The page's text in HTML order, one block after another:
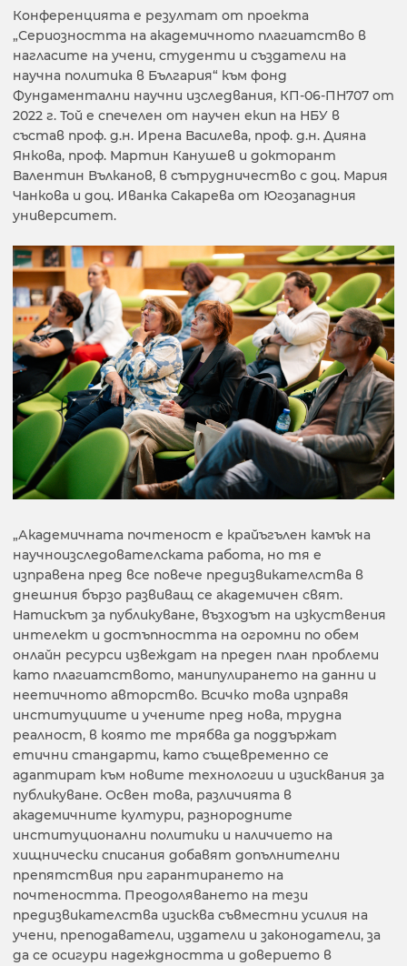
Конференцията е резултат от проекта
„Сериозността на академичното плагиатство в
нагласите на учени, студенти и създатели на
научна политика в България“ към фонд
Фундаментални научни изследвания, КП-06-ПН707 от
2022 г. Той е спечелен от научен екип на НБУ в
състав проф. д.н. Ирена Василева, проф. д.н. Дияна
Янкова, проф. Мартин Канушев и докторант
Валентин Вълканов, в сътрудничество с доц. Мария
Чанкова и доц. Иванка Сакарева от Югозападния
университет.
„Академичната почтеност е крайъгълен камък на
научноизследователската работа, но тя е
изправена пред все повече предизвикателства в
днешния бързо развиващ се академичен свят.
Натискът за публикуване, възходът на изкуствения
интелект и достъпността на огромни по обем
онлайн ресурси извеждат на преден план проблеми
като плагиатството, манипулирането на данни и
неетичното авторство. Всичко това изправя
институциите и учените пред нова, трудна
реалност, в която те трябва да поддържат
етични стандарти, като същевременно се
адаптират към новите технологии и изисквания за
публикуване. Освен това, различията в
академичните култури, разнородните
институционални политики и наличието на
хищнически списания добавят допълнителни
препятствия при гарантирането на
почтеността. Преодоляването на тези
предизвикателства изисква съвместни усилия на
учени, преподаватели, издатели и законодатели, за
да се осигури надеждността и доверието в